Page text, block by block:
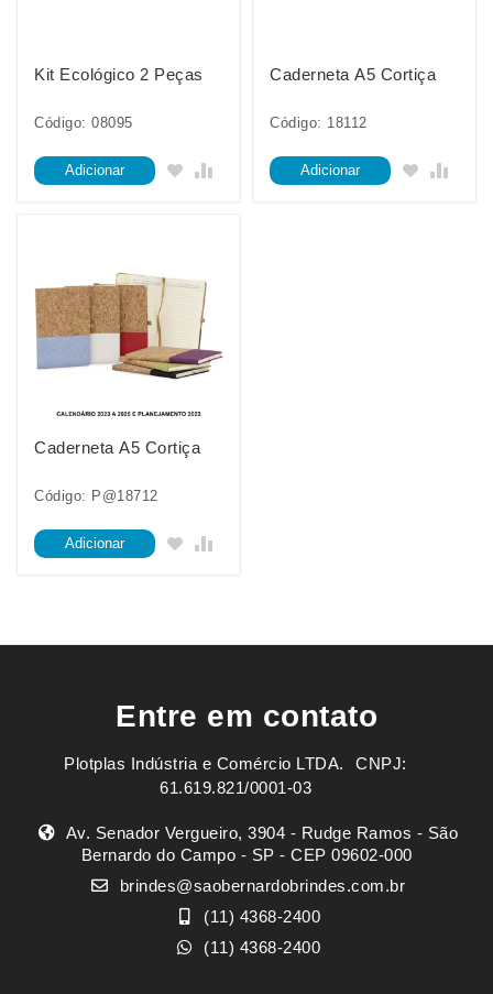
Kit Ecológico 2 Peças
Código: 08095
Adicionar
Caderneta A5 Cortiça
Código: 18112
Adicionar
Caderneta A5 Cortiça
Código: P@18712
Adicionar
Entre em contato
Plotplas Indústria e Comércio LTDA. ㅤㅤㅤ CNPJ:
61.619.821/0001-03
Av. Senador Vergueiro, 3904 - Rudge Ramos - São
Bernardo do Campo - SP - CEP 09602-000
brindes@saobernardobrindes.com.br
(11) 4368-2400
(11) 4368-2400